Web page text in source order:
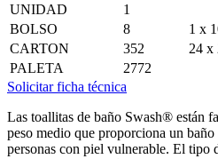
UNIDAD
1
BOLSO
8 1 x
CARTON
352 24 x
PALETA
2772
Solicitar ficha técnica
Las toallitas de baño Swash® están
peso medio que proporciona un baño
personas con piel vulnerable. El tipo